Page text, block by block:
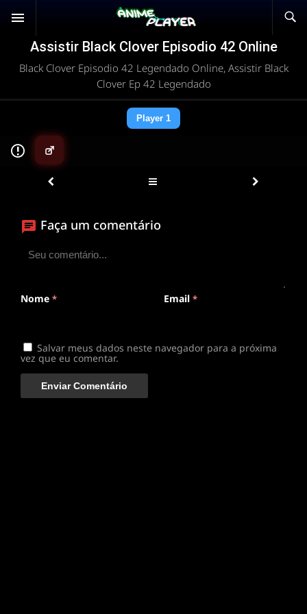
Assistir Black Clover Episodio 42 Online
Black Clover Episodio 42 Legendado Online, Assistir Black
Clover Ep 42 Legendado
Player 1
▶
ANIMEPLAYER
Clique para assistir
Faça um comentário
Nome * Email *
Salvar meus dados neste navegador para a próxima
vez que eu comentar.